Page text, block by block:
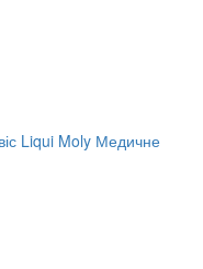
Liqui Moly Медичне